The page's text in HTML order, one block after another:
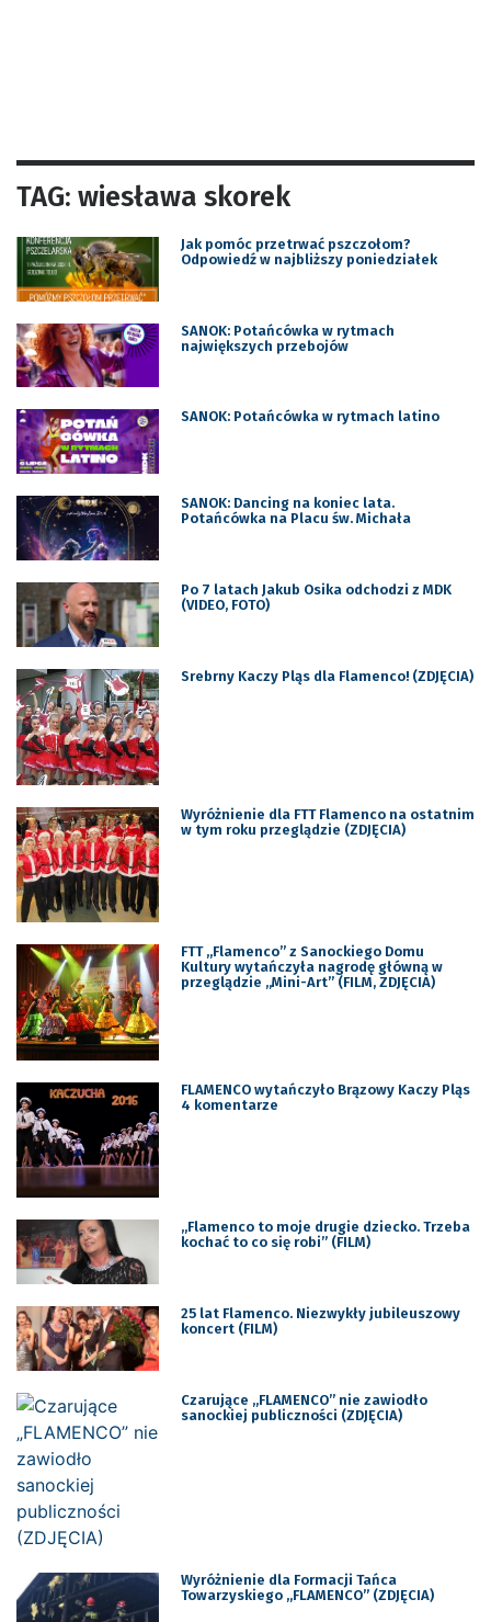
TAG: wiesława skorek
Jak pomóc przetrwać pszczołom?
Odpowiedź w najbliższy poniedziałek
SANOK: Potańcówka w rytmach
największych przebojów
SANOK: Potańcówka w rytmach latino
SANOK: Dancing na koniec lata.
Potańcówka na Placu św. Michała
Po 7 latach Jakub Osika odchodzi z MDK
(VIDEO, FOTO)
Srebrny Kaczy Pląs dla Flamenco! (ZDJĘCIA)
Wyróżnienie dla FTT Flamenco na ostatnim
w tym roku przeglądzie (ZDJĘCIA)
FTT „Flamenco” z Sanockiego Domu
Kultury wytańczyła nagrodę główną w
przeglądzie „Mini-Art” (FILM, ZDJĘCIA)
FLAMENCO wytańczyło Brązowy Kaczy Pląs
4 komentarze
„Flamenco to moje drugie dziecko. Trzeba
kochać to co się robi” (FILM)
25 lat Flamenco. Niezwykły jubileuszowy
koncert (FILM)
Czarujące „FLAMENCO” nie zawiodło
sanockiej publiczności (ZDJĘCIA)
Wyróżnienie dla Formacji Tańca
Towarzyskiego „FLAMENCO” (ZDJĘCIA)